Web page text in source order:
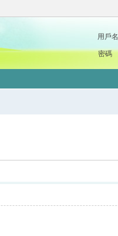
用戶名
密碼